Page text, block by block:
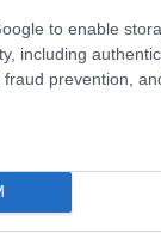
to enable
including
prevention,
le nostre
News